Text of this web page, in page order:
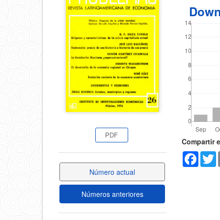
del
artículo
PDF
Número actual
Números anteriores
del
artículo
del
Compartir